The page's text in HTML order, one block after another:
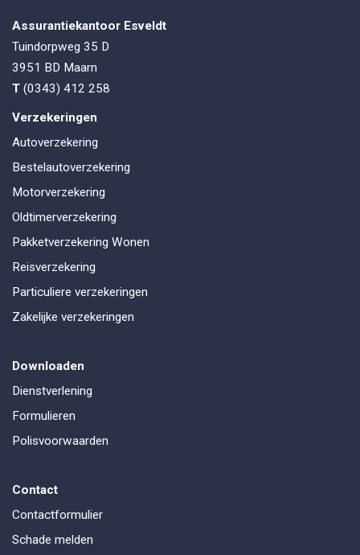
Assurantiekantoor Esveldt
Tuindorpweg 35 D
3951 BD Maarn
T (0343) 412 258
Verzekeringen
Autoverzekering
Bestelautoverzekering
Motorverzekering
Oldtimerverzekering
Pakketverzekering Wonen
Reisverzekering
Particuliere verzekeringen
Zakelijke verzekeringen
Downloaden
Dienstverlening
Formulieren
Polisvoorwaarden
Contact
Contactformulier
Schade melden